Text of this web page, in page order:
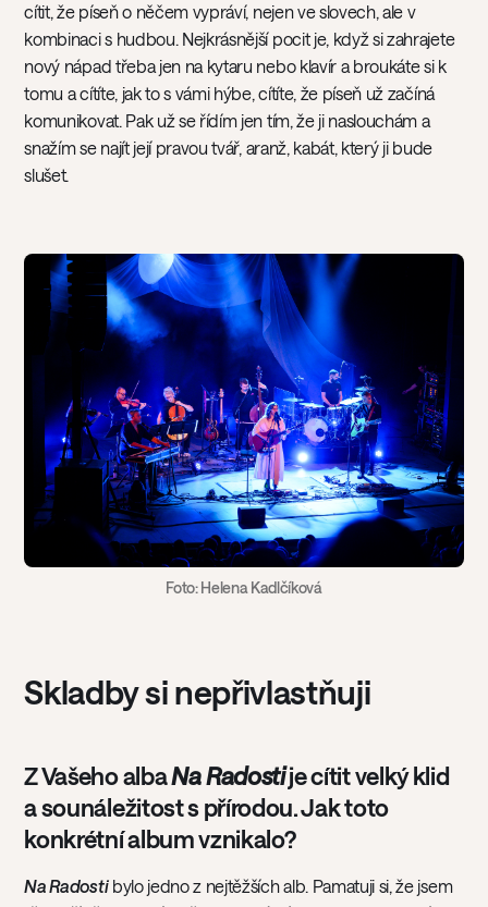
cítit, že píseň o něčem vypráví, nejen ve slovech, ale v
kombinaci s hudbou. Nejkrásnější pocit je, když si zahrajete
nový nápad třeba jen na kytaru nebo klavír a broukáte si k
tomu a cítíte, jak to s vámi hýbe, cítíte, že píseň už začíná
komunikovat. Pak už se řídím jen tím, že ji naslouchám a
snažím se najít její pravou tvář, aranž, kabát, který ji bude
slušet.
Foto: Helena Kadlčíková
Skladby si nepřivlastňuji
Z Vašeho albaNa Radostije cítit velký klid
a sounáležitost s přírodou. Jak toto
konkrétní album vznikalo?
Na Radostibylo jedno z nejtěžších alb. Pamatuji si, že jsem